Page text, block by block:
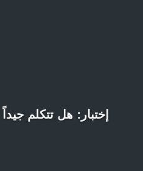
إختبار: هل تتكلم